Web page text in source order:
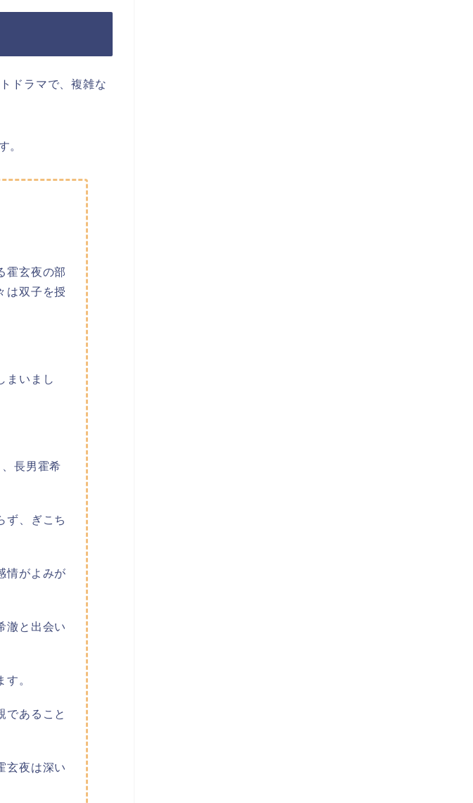
ドラマで、複雑な
。
霍玄夜の部
は双子を授
まいまし
長男霍希
ず、ぎこち
情がよみが
澈と出会い
。
であること
玄夜は深い